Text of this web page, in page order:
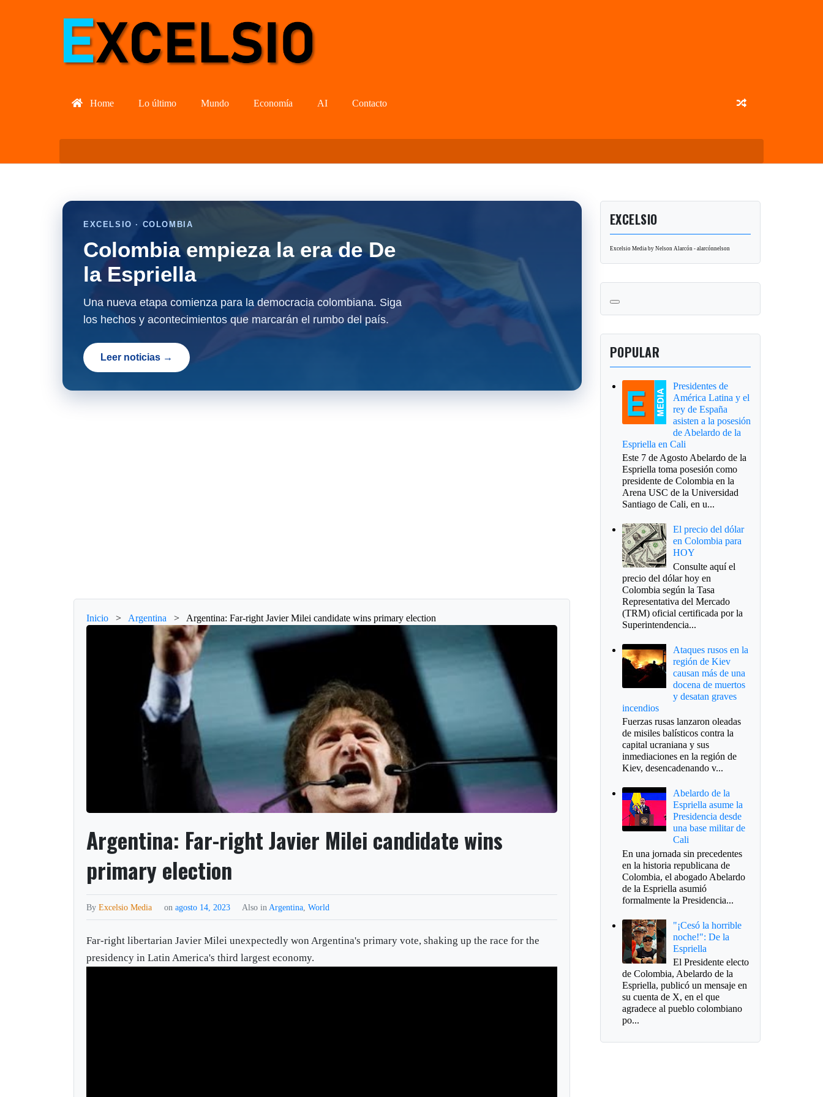
Home Lo último Mundo Economía AI Contacto
EXCELSIO · COLOMBIA
Colombia empieza la era de De
la Espriella
Una nueva etapa comienza para la democracia colombiana. Siga
los hechos y acontecimientos que marcarán el rumbo del país.
Leer noticias →
Inicio > Argentina > Argentina: Far-right Javier Milei candidate wins primary election
Argentina: Far-right Javier Milei candidate wins
primary election
ByExcelsio Media onagosto 14, 2023 Also in Argentina ,World
Far-right libertarian Javier Milei unexpectedly won Argentina's primary vote, shaking up the race for the
presidency in Latin America's third largest economy.
EXCELSIO
Excelsio Media by Nelson Alarcón - alarcónnelson
POPULAR
Presidentes de
América Latina y el
rey de España
asisten a la posesión
de Abelardo de la
Espriella en Cali
Este 7 de Agosto Abelardo de la
Espriella toma posesión como
presidente de Colombia en la
Arena USC de la Universidad
Santiago de Cali, en u...
El precio del dólar
en Colombia para
HOY
Consulte aquí el
precio del dólar hoy en
Colombia según la Tasa
Representativa del Mercado
(TRM) oficial certificada por la
Superintendencia...
Ataques rusos en la
región de Kiev
causan más de una
docena de muertos
y desatan graves
incendios
Fuerzas rusas lanzaron oleadas
de misiles balísticos contra la
capital ucraniana y sus
inmediaciones en la región de
Kiev, desencadenando v...
Abelardo de la
Espriella asume la
Presidencia desde
una base militar de
Cali
En una jornada sin precedentes
en la historia republicana de
Colombia, el abogado Abelardo
de la Espriella asumió
formalmente la Presidencia...
"¡Cesó la horrible
noche!": De la
Espriella
El Presidente electo
de Colombia, Abelardo de la
Espriella, publicó un mensaje en
su cuenta de X, en el que
agradece al pueblo colombiano
po...